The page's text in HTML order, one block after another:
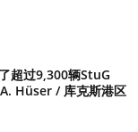
超过9,300辆StuG
Hüser / 库克斯港区